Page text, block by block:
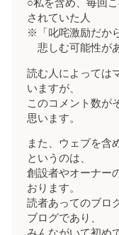
○私を含め、毎回
されていた人
※「叱咤激励だか
悲しむ可能性が
読む人によっては
いますが、
このコメント数が
思います。
また、ウェブを含
というのは、
創設者やオーナー
おります。
読者あってのブロ
ブログであり、